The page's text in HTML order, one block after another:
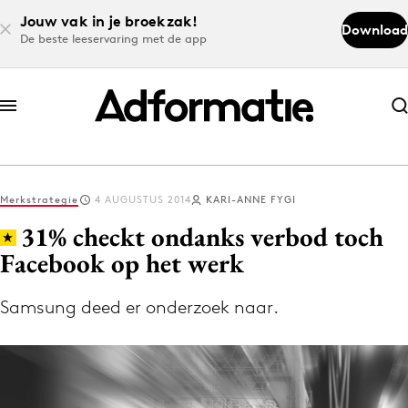
Jouw vak in je broekzak!
De beste leeservaring met de app
Download
Abonneer nu
Abonneer nu
Log in
Volg het laatste nieuws via de Adformatie
Merkstrategie 4 AUGUSTUS 2014 KARI-ANNE FYGI
31% checkt ondanks verbod toch
Facebook op het werk
Samsung deed er onderzoek naar.